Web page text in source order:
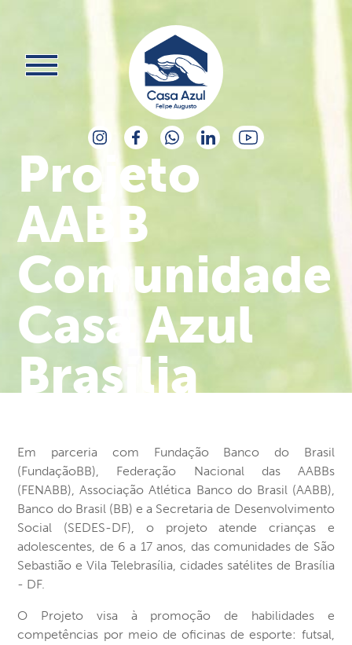
Projeto
AABB
Comunidade
Casa Azul
Brasília
Em parceria com Fundação Banco do Brasil
(FundaçãoBB), Federação Nacional das AABBs
(FENABB), Associação Atlética Banco do Brasil (AABB),
Banco do Brasil (BB) e a Secretaria de Desenvolvimento
Social (SEDES-DF), o projeto atende crianças e
adolescentes, de 6 a 17 anos, das comunidades de São
Sebastião e Vila Telebrasília, cidades satélites de Brasília
- DF.
O Projeto visa à promoção de habilidades e
competências por meio de oficinas de esporte: futsal,